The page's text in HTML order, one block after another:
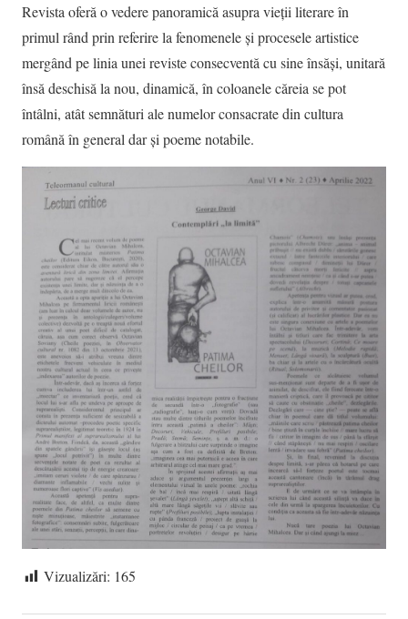
Revista oferă o vedere panoramică asupra vieții literare în
primul rând prin referire la fenomenele și procesele artistice
mergând pe linia unei reviste consecventă cu sine însăși, unitară
însă deschisă la nou, dinamică, în coloanele căreia se pot
întâlni, atât semnături ale numelor consacrate din cultura
română în general dar și poeme notabile.
Vizualizări: 165